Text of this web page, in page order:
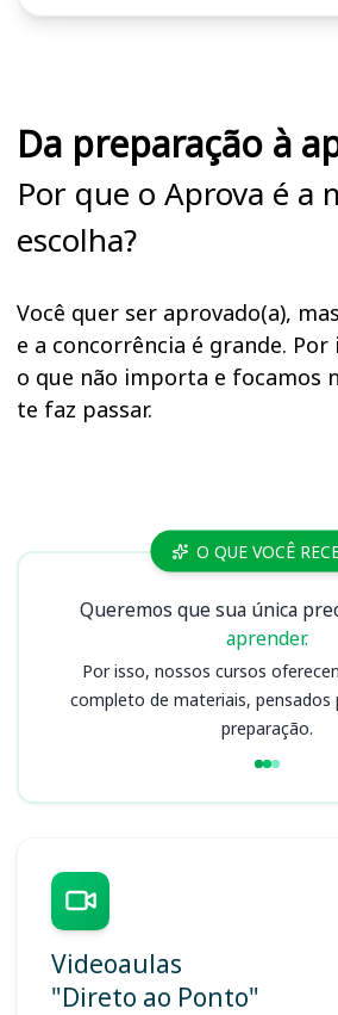
Da preparação à
Por que o Aprova é a
escolha?
Você quer ser aprovado(a),
e a concorrência é grande.
o que não importa e focamos
te faz passar.
Cursos O QUE VOCÊ
Queremos que sua única
aprender.
Por isso, nossos cursos
completo de materiais, pensados
preparação.
Videoaulas
"Direto ao Ponto"